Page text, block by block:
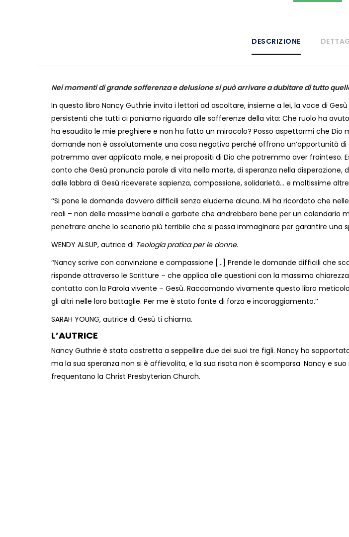
DESCRIZIONE
Nei momenti di grande sofferenza e delusione si può arrivare a dubitare di tutto
In questo libro Nancy Guthrie invita i lettori ad ascoltare, insieme a lei, la voce di
persistenti che tutti ci poniamo riguardo alle sofferenze della vita: Che ruolo ha
ha esaudito le mie preghiere e non ha fatto un miracolo? Posso aspettarmi che Dio
domande non è assolutamente una cosa negativa perché offrono un’opportunità
potremmo aver applicato male, e nei propositi di Dio che potremmo aver frainteso.
conto che Gesù pronuncia parole di vita nella morte, di speranza nella disperazione,
dalle labbra di Gesù riceverete sapienza, compassione, solidarietà... e moltissime
‘‘Si pone le domande davvero difficili senza eluderne alcuna. Mi ha ricordato che
reali – non delle massime banali e garbate che andrebbero bene per un calendario
penetrare anche lo scenario più terribile che si possa immaginare per garantire una
WENDY ALSUP, autrice di Teologia pratica per le donne.
‘‘Nancy scrive con convinzione e compassione […] Prende le domande difficili che
risponde attraverso le Scritture – che applica alle questioni con la massima
contatto con la Parola vivente – Gesù. Raccomando vivamente questo libro
gli altri nelle loro battaglie. Per me è stato fonte di forza e incoraggiamento.’’
SARAH YOUNG, autrice di Gesù ti chiama.
L’AUTRICE
Nancy Guthrie è stata costretta a seppellire due dei suoi tre figli. Nancy ha
ma la sua speranza non si è affievolita, e la sua risata non è scomparsa. Nancy e
frequentano la Christ Presbyterian Church.